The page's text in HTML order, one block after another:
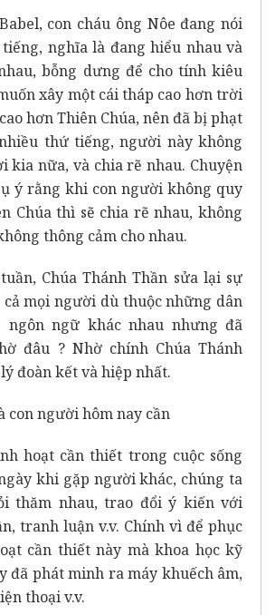
con cháu ông Nôe đang nói
nghĩa là đang hiểu nhau và
bỗng dưng để cho tính kiêu
xây một cái tháp cao hơn trời
hơn Thiên Chúa, nên đã bị phạt
thứ tiếng, người này không
kia nữa, và chia rẽ nhau. Chuyện
ý rằng khi con người không quy
Chúa thì sẽ chia rẽ nhau, không
thông cảm cho nhau.
Chúa Thánh Thần sửa lại sự
mọi người dù thuộc những dân
ngôn ngữ khác nhau nhưng đã
đâu ? Nhờ chính Chúa Thánh
đoàn kết và hiệp nhất.
con người hôm nay cần
hoạt cần thiết trong cuộc sống
khi gặp người khác, chúng ta
thăm nhau, trao đổi ý kiến với
tranh luận v.v. Chính vì để phục
cần thiết này mà khoa học kỹ
đã phát minh ra máy khuếch âm,
thoại v.v.